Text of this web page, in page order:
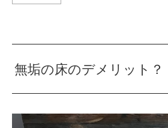
無垢の床のデメリット？